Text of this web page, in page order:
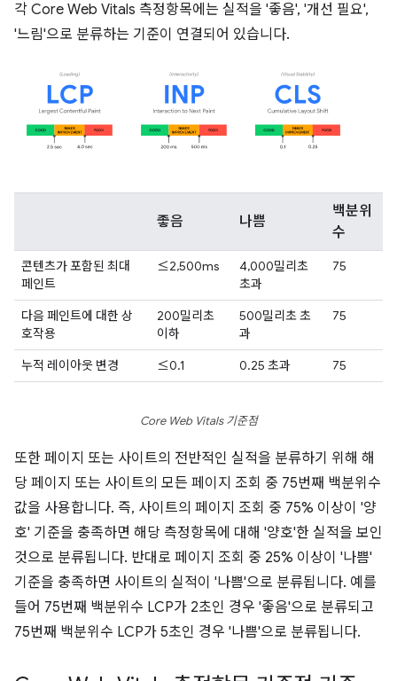
각 Core Web Vitals 측정항목에는 실적을 '좋음', '개선 필요',
'느림'으로 분류하는 기준이 연결되어 있습니다.
좋음 나쁨
백분위
수
콘텐츠가 포함된 최대
페인트
≤2,500ms
4,000밀리초
초과
75
다음 페인트에 대한 상
호작용
200밀리초
이하
500밀리초 초
과
75
누적 레이아웃 변경 ≤0.1 0.25 초과 75
Core Web Vitals 기준점
또한 페이지 또는 사이트의 전반적인 실적을 분류하기 위해 해
당 페이지 또는 사이트의 모든 페이지 조회 중 75번째 백분위수
값을 사용합니다. 즉, 사이트의 페이지 조회 중 75% 이상이 '양
호' 기준을 충족하면 해당 측정항목에 대해 '양호'한 실적을 보인
것으로 분류됩니다. 반대로 페이지 조회 중 25% 이상이 '나쁨'
기준을 충족하면 사이트의 실적이 '나쁨'으로 분류됩니다. 예를
들어 75번째 백분위수 LCP가 2초인 경우 '좋음'으로 분류되고
75번째 백분위수 LCP가 5초인 경우 '나쁨'으로 분류됩니다.